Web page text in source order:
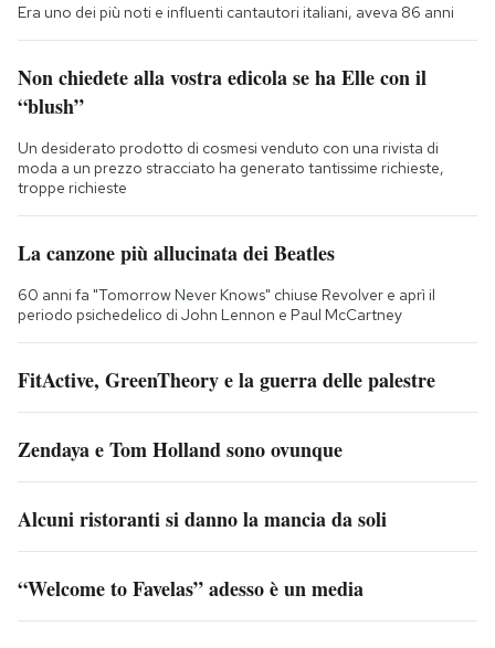
Era uno dei più noti e influenti cantautori italiani, aveva 86 anni
Non chiedete alla vostra edicola se ha Elle con il
“blush”
Un desiderato prodotto di cosmesi venduto con una rivista di
moda a un prezzo stracciato ha generato tantissime richieste,
troppe richieste
La canzone più allucinata dei Beatles
60 anni fa "Tomorrow Never Knows" chiuse Revolver e aprì il
periodo psichedelico di John Lennon e Paul McCartney
FitActive, GreenTheory e la guerra delle palestre
Zendaya e Tom Holland sono ovunque
Alcuni ristoranti si danno la mancia da soli
“Welcome to Favelas” adesso è un media